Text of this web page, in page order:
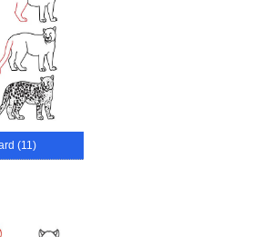
(11)